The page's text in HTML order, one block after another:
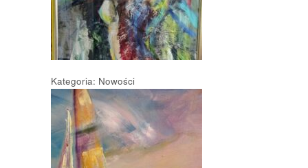
Kategoria: Nowości